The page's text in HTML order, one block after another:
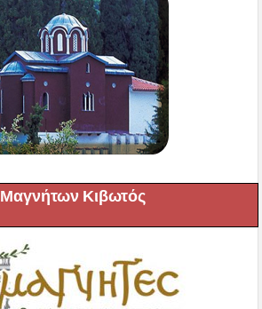
Μαγνήτων Κιβωτός